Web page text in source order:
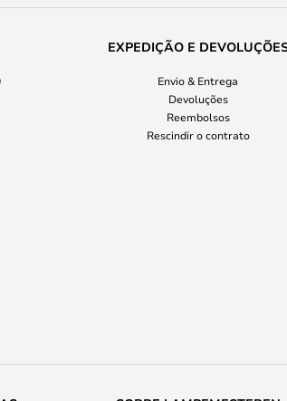
EXPEDIÇÃO E
Envio & Entrega
Devoluções
Reembolsos
Rescindir o contrato